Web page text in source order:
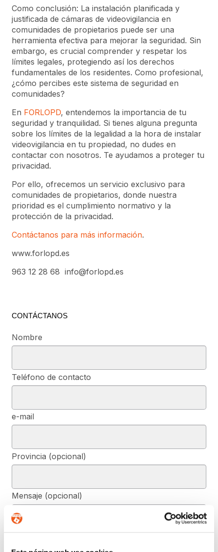
Como conclusión: La instalación planificada y
justificada de cámaras de videovigilancia en
comunidades de propietarios puede ser una
herramienta efectiva para mejorar la seguridad. Sin
embargo, es crucial comprender y respetar los
límites legales, protegiendo así los derechos
fundamentales de los residentes. Como profesional,
¿cómo percibes este sistema de seguridad en
comunidades?
En FORLOPD, entendemos la importancia de tu
seguridad y tranquilidad. Si tienes alguna pregunta
sobre los límites de la legalidad a la hora de instalar
videovigilancia en tu propiedad, no dudes en
contactar con nosotros. Te ayudamos a proteger tu
privacidad.
Por ello, ofrecemos un servicio exclusivo para
comunidades de propietarios, donde nuestra
prioridad es el cumplimiento normativo y la
protección de la privacidad.
Contáctanos para más información.
www.forlopd.es
963 12 28 68 info@forlopd.es
CONTÁCTANOS
Nombre
Teléfono de contacto
e-mail
Provincia (opcional)
Mensaje (opcional)